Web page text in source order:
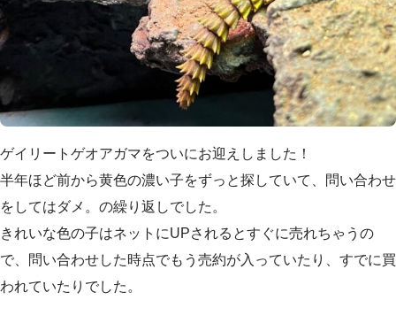
ゲイリートゲオアガマをついにお迎えしました！
半年ほど前から黄色の濃い子をずっと探していて、問い合わせ
をしてはダメ。の繰り返しでした。
きれいな色の子はネットにUPされるとすぐに売れちゃうの
で、問い合わせした時点でもう売約が入っていたり、すでに買
われていたりでした。